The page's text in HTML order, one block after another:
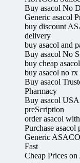
Buy asacol No
Generic asacol
buy discount
delivery
buy asacol and
Buy asacol No
buy cheap
buy asacol no rx
Buy asacol
Pharmacy
Buy asacol
preScription
order asacol
Purchase
Generic
Fast
Cheap Prices